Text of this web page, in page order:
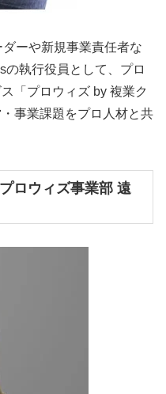
ーや新規事業責任者な
の執行役員として、プロ
「プロウィズ by 複業ク
事業課題をプロ人材と共
ロウィズ事業部 遠